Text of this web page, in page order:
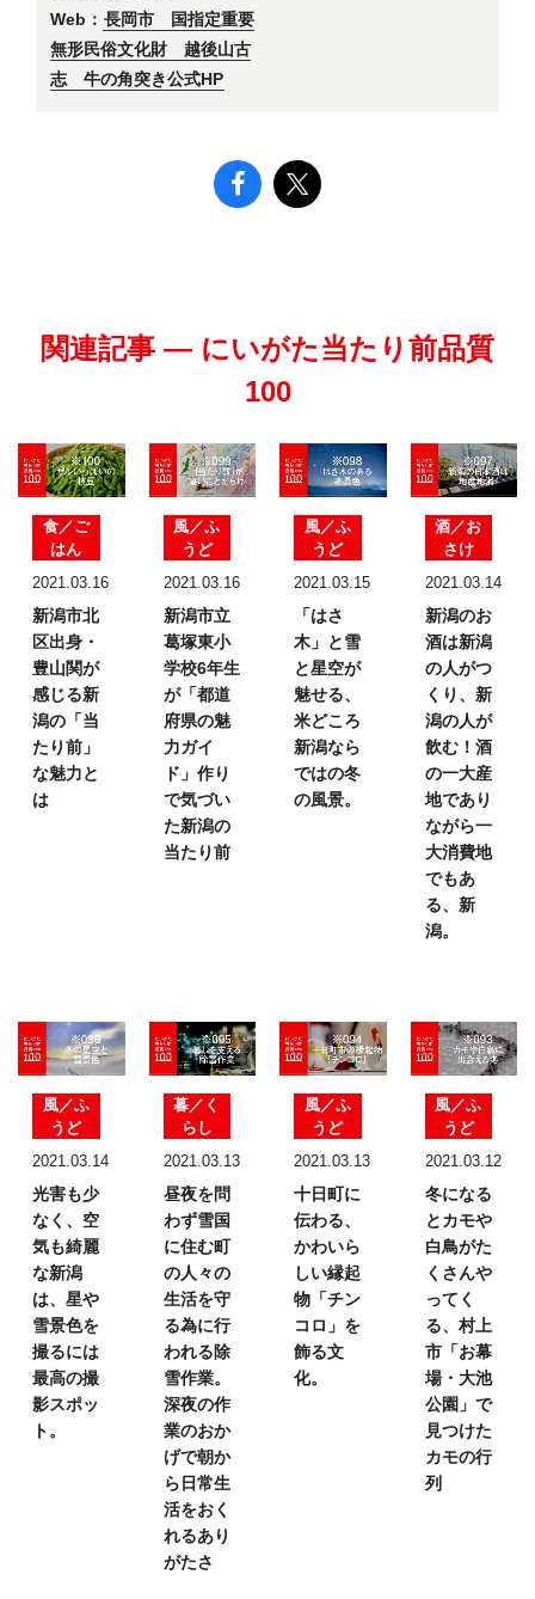
Web： 長岡市 国指定重要
無形民俗文化財 越後山古
志 牛の角突き公式HP
関連記事 — にいがた当たり前品質
100
食／ご
はん
2021.03.16
新潟市北
区出身・
豊山関が
感じる新
潟の 「当
たり前」
な魅力と
は
風／ふ
うど
2021.03.16
新潟市立
葛塚東小
学校6年生
が「都道
府県の魅
力ガイ
ド」 作り
で気づい
た新潟の
当たり前
風／ふ
うど
2021.03.15
「はさ
木」と雪
と星空が
魅せる、
米どころ
新潟なら
ではの冬
の風景。
酒／お
さけ
2021.03.14
新潟のお
酒は新潟
の人がつ
くり、 新
潟の人が
飲む！ 酒
の一大産
地であり
ながら一
大消費地
でもあ
る、新
潟。
風／ふ
うど
2021.03.14
光害も少
なく、 空
気も綺麗
な新潟
は、 星や
雪景色を
撮るには
最高の撮
影スポッ
ト。
暮／く
らし
2021.03.13
昼夜を問
わず雪国
に住む町
の人々の
生活を守
る為に行
われる除
雪作業。
深夜の作
業のおか
げで朝か
ら日常生
活をおく
れるあり
がたさ
風／ふ
うど
2021.03.13
十日町に
伝わる、
かわいら
しい縁起
物「チン
コロ」を
飾る文
化。
風／ふ
うど
2021.03.12
冬になる
とカモや
白鳥がた
くさんや
ってく
る、 村上
市「お幕
場・大池
公園」で
見つけた
カモの行
列